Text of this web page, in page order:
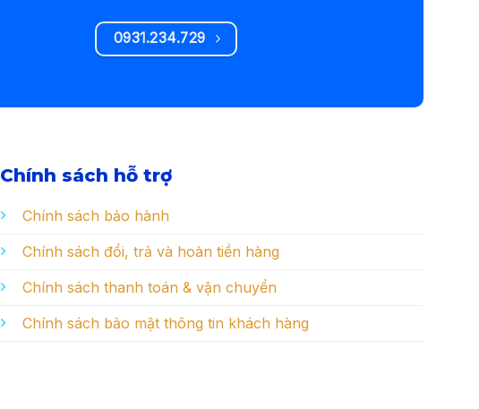
0931.234.729
Chính sách hỗ trợ
Chính sách bảo hành
Chính sách đổi, trả và hoàn tiền hàng
Chính sách thanh toán & vận chuyển
Chính sách bảo mật thông tin khách hàng